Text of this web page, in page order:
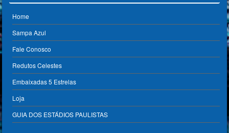
Home
Sampa Azul
Fale Conosco
Redutos Celestes
Embaixadas 5 Estrelas
Loja
GUIA DOS ESTÁDIOS PAULISTAS